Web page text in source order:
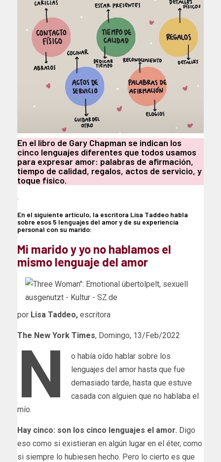
En el libro de Gary Chapman se indican los
cinco lenguajes diferentes que todos usamos
para expresar amor: palabras de afirmación,
tiempo de calidad, regalos, actos de servicio, y
toque físico.
.
En el siguiente artículo, la escritora Lisa Taddeo habla
sobre esos 5 lenguajes del amor y de su experiencia
personal con su marido:
Mi marido y yo no hablamos el
mismo lenguaje del amor
por Lisa Taddeo, escritora
The New York Times, Domingo, 13/Feb/2022
N
o había oído hablar sobre los
lenguajes del amor hasta que fue
demasiado tarde, hasta que estuve
casada con alguien que no hablaba el
mío.
Hay cinco: son los cinco lenguajes el amor. Digo
eso como si existieran en algún lugar en el éter, como
si siempre lo hubiesen hecho. Pero lo cierto es que